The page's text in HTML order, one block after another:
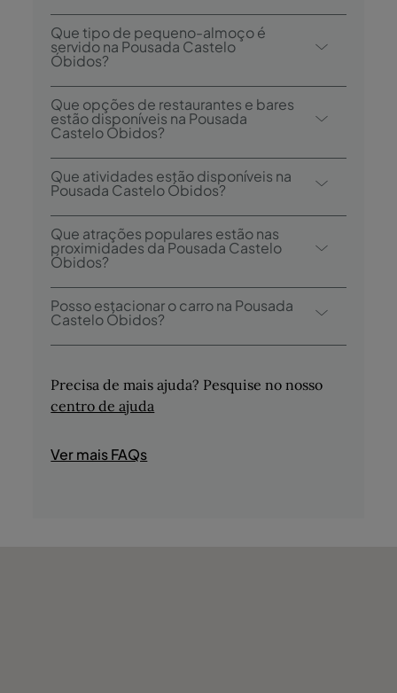
O check-in na Pousada Castelo Óbidos é
desde as 15h00, e o check-out é até às
12h00.
Que tipo de pequeno-almoço é
servido na Pousada Castelo
Óbidos?
As opções de pequeno-almoço incluem
buffet continental.
Que opções de restaurantes e bares
estão disponíveis na Pousada
Castelo Óbidos?
A Pousada Castelo Óbidos tem 1
restaurante: Pousada Castelo de Óbidos.
Que atividades estão disponíveis na
Pousada Castelo Óbidos?
A Pousada Castelo Óbidos oferece as
seguintes atividades/serviços (pode incluir
custo extra):
- Tours Culturais Guiadas
- Prova de Produtos Regionais
- Lojas
Que atrações populares estão nas
proximidades da Pousada Castelo
Óbidos?
As atrações próximas incluem Vila de
Óbidos, Castelo de Óbidos e Porta da
Senhora da Piedade (Porta da Vila).
Posso estacionar o carro na Pousada
Castelo Óbidos?
estacionamento público disponível nas
proximidades.
Precisa de mais ajuda? Pesquise no nosso
centro de ajuda
Ver mais FAQs